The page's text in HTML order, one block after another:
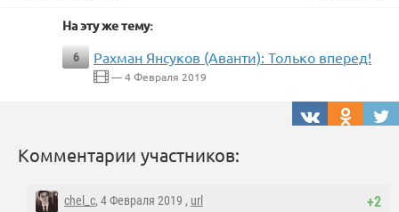
На эту же тему:
6 Рахман Янсуков (Аванти): Только вперед!
— 4 Февраля 2019
Комментарии участников:
+2
chel_c, 4 Февраля 2019 , url